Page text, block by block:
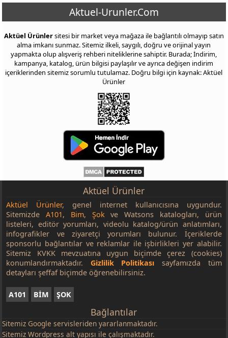
Aktuel-Urunler.Com
Aktüel Ürünlersitesi bir market veya mağaza ile bağlantılı olmayıp satın
alma imkanı sunmaz. Sitemiz ilkeli, saygılı, doğru ve orijinal yayın
yapmakta olup alışveriş rehberi niteliklerine sahiptir. Burada; İndirim,
kampanya, katalog, ürün bilgisi paylaşılır ve ayrıca değişen indirim
içeriklerinden sitemiz sorumlu tutulamaz. Doğru bilgi için kaynak: Aktüel
Ürünler
Aktüel Ürünler
Aktüel Ürünler, genel internet kullanıcısına uygundur.
SitemizdeA101, Bim, Şokve Watsons katalogları, ürün
listeleri, editör yorumları, videolu katalog/ürün anlatımları,
infografikler ve ziyaretçi yorumları bulunur. İçeriklerde
sponsorlu bağlantılar ve reklamlar ile işbirlikleri yer alabilir.
Sitemiz KVKK mevzuatına uygun biçimde çerez (cookies)
konumlandırmaktadır. Gizlilik Politikası sayfamızda tüm
detayları şeffaf biçimde öğrenebilirsiniz.
A101 BİM ŞOK
Bağlantılar
Sitemiz Google servisleriden yararlanmaktadır.
Sitemiz Wordpress alt yapısı ile çalışmaktadır.